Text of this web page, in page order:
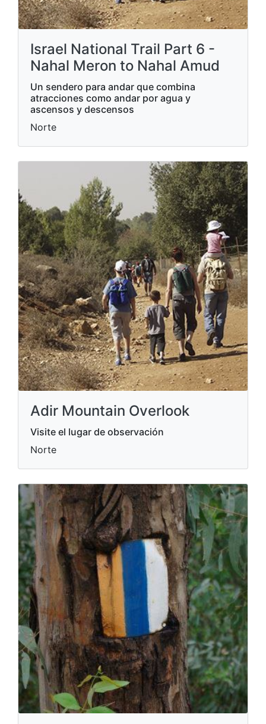
Israel National Trail Part 6 -
Nahal Meron to Nahal Amud
Un sendero para andar que combina
atracciones como andar por agua y
ascensos y descensos
Norte
Adir Mountain Overlook
Visite el lugar de observación
Norte